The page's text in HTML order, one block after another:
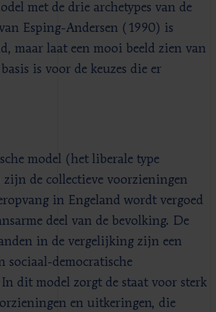
met de drie archetypes van de
Esping-Andersen (1990) is
maar laat een mooi beeld zien van
is voor de keuzes die er
model (het liberale type
zijn de collectieve voorzieningen
in Engeland wordt vergoed
deel van de bevolking. De
in de vergelijking zijn een
sociaal-democratische
dit model zorgt de staat voor sterk
en uitkeringen, die